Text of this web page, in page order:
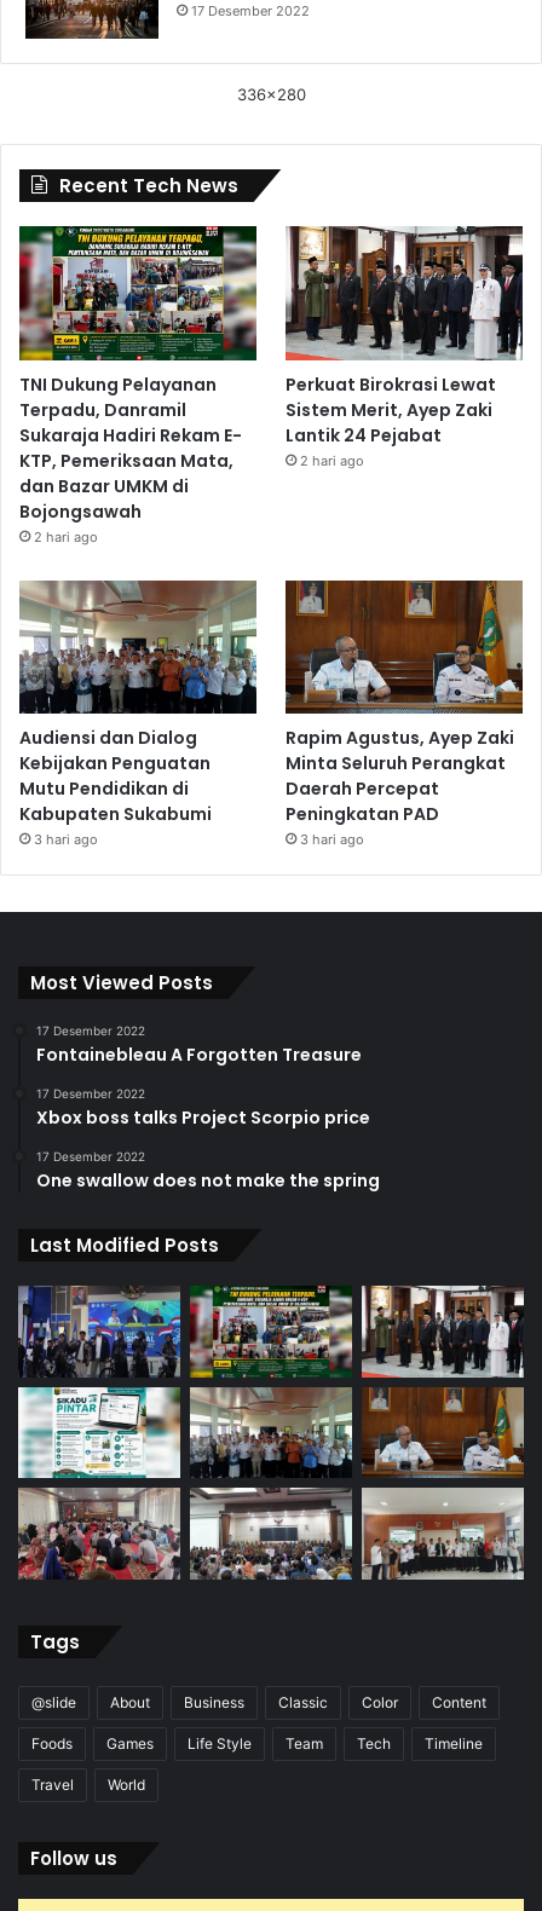
17 Desember 2022
336x280
Recent Tech News
TNI Dukung Pelayanan
Terpadu, Danramil
Sukaraja Hadiri Rekam E-
KTP, Pemeriksaan Mata,
dan Bazar UMKM di
Bojongsawah
2 hari ago
Perkuat Birokrasi Lewat
Sistem Merit, Ayep Zaki
Lantik 24 Pejabat
2 hari ago
Audiensi dan Dialog
Kebijakan Penguatan
Mutu Pendidikan di
Kabupaten Sukabumi
3 hari ago
Rapim Agustus, Ayep Zaki
Minta Seluruh Perangkat
Daerah Percepat
Peningkatan PAD
3 hari ago
Most Viewed Posts
17 Desember 2022
Fontainebleau A Forgotten Treasure
17 Desember 2022
Xbox boss talks Project Scorpio price
17 Desember 2022
One swallow does not make the spring
Last Modified Posts
Tags
@slide About Business Classic Color Content
Foods Games Life Style Team Tech Timeline
Travel World
Follow us